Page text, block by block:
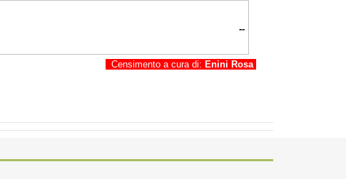
--
Censimento a cura di: Enini Rosa